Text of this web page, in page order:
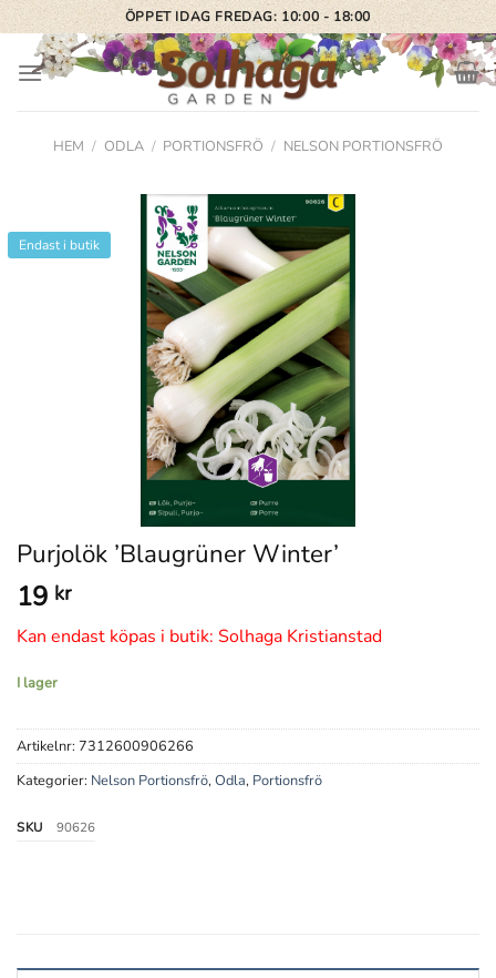
Skip
to
content
ÖPPET IDAG FREDAG: 10:00 - 18:00
HEM / ODLA / PORTIONSFRÖ / NELSON PORTIONSFRÖ
Endast i butik
Purjolök ’Blaugrüner Winter’
19 kr
Kan endast köpas i butik: Solhaga Kristianstad
I lager
Artikelnr: 7312600906266
Kategorier: Nelson Portionsfrö,Odla, Portionsfrö
SKU 90626